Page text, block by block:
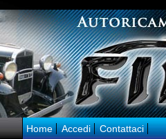
Home Accedi Contattaci